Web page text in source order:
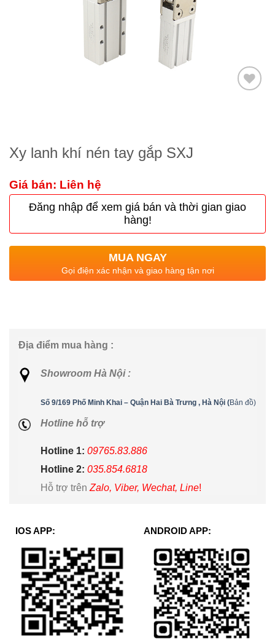
Xy lanh khí nén tay gắp SXJ
Giá bán: Liên hệ
Đăng nhập để xem giá bán và thời gian giao
hàng!
MUA NGAY
Gọi điện xác nhận và giao hàng tận nơi
Địa điểm mua hàng :
Showroom Hà Nội :
Số 9/169 Phố Minh Khai – Quận Hai Bà Trưng , Hà Nội (Bản đồ)
Hotline hỗ trợ
Hotline 1: 09765.83.886
Hotline 2: 035.854.6818
Hỗ trợ trên Zalo, Viber, Wechat, Line!
IOS APP: ANDROID APP: